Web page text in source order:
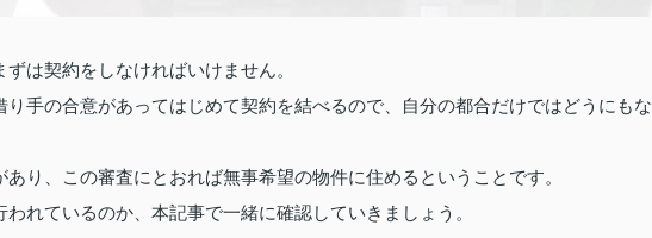
は契約をしなければいけません。
手の合意があってはじめて契約を結べるので、自分の都合だけではどうにもな
り、この審査にとおれば無事希望の物件に住めるということです。
れているのか、本記事で一緒に確認していきましょう。